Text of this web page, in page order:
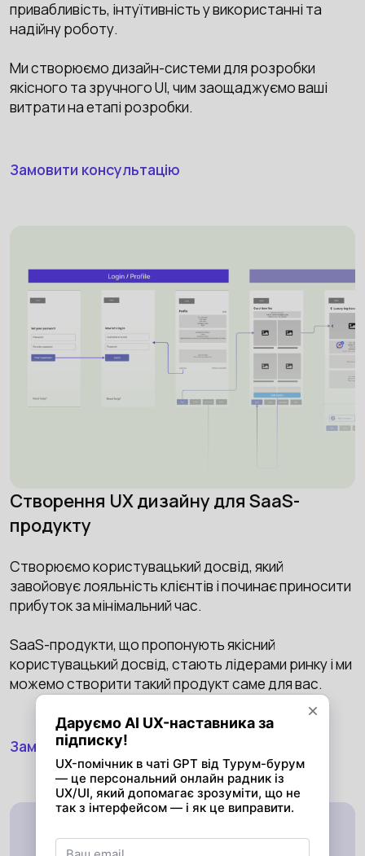
привабливість, інтуїтивність у використанні та
надійну роботу.
Ми створюємо дизайн-системи для розробки
якісного та зручного UI, чим заощаджуємо ваші
витрати на етапі розробки.
Замовити консультацію
Створення UX дизайну для SaaS-
продукту
Створюємо користувацький досвід, який
завойовує лояльність клієнтів і починає приносити
прибуток за мінімальний час.
SaaS-продукти, що пропонують якісний
користувацький досвід, стають лідерами ринку і ми
можемо створити такий продукт саме для вас.
Замовити консультацію